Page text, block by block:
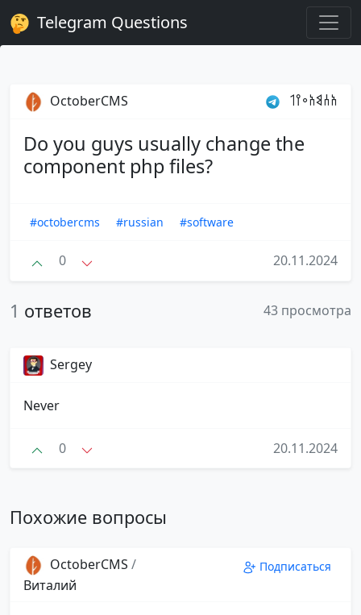
Telegram Questions
OctoberCMS 𐩱𐩪𐩣𐩱𐩲𐩺𐩡
Do you guys usually change the
component php files?
#octobercms #russian #software
0 20.11.2024
1 ответов 43 просмотра
Sergey
Never
0 20.11.2024
Похожие вопросы
OctoberCMS /
Виталий
Подписаться